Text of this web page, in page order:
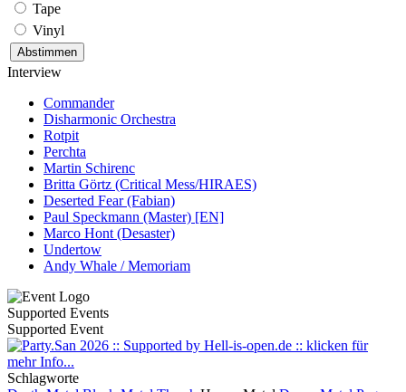
Tape
Vinyl
Interview
Commander
Disharmonic Orchestra
Rotpit
Perchta
Martin Schirenc
Britta Görtz (Critical Mess/HIRAES)
Deserted Fear (Fabian)
Paul Speckmann (Master) [EN]
Marco Hont (Desaster)
Undertow
Andy Whale / Memoriam
Supported Events
Supported Event
Schlagworte